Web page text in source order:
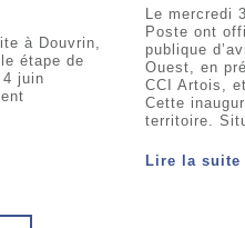
à Douvrin,
étape de
4 juin
Le mercredi
Poste ont
publique
Ouest, en
CCI Artois,
Cette
territoire.
Lire la suite